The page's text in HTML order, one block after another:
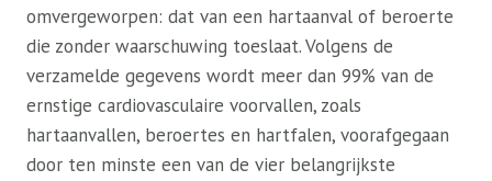
omvergeworpen: dat van een hartaanval of beroerte
die zonder waarschuwing toeslaat. Volgens de
verzamelde gegevens wordt meer dan 99% van de
ernstige cardiovasculaire voorvallen, zoals
hartaanvallen, beroertes en hartfalen, voorafgegaan
door ten minste een van de vier belangrijkste